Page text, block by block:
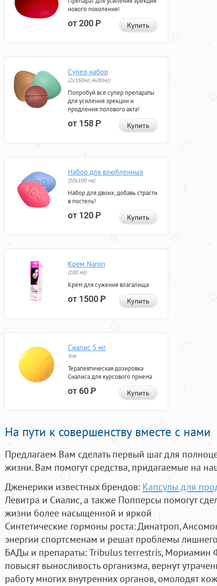
нового поколения!
от 200Р Купить
Супер набор
(2х160мг, 4х80мг)
Попробуй все супер препараты
для усиления эрекции и
продления полового акта!
от 158Р Купить
Набор для влюбленных
(10х100 мг)
Набор для двоих, добавь страсти
в постель!
от 120Р Купить
Крем Naron
(100 мг)
Крем для сужения влагалища
от 1500Р Купить
Сиалис 5 мг
5мг
Терапевтическая дозировка
Сиалиса для курсового приема
от 60Р Купить
На пути к совершенству вместе с нами
Предлагаем Вам сделать первый шаг для
жизни. Вам помогут средства, придагаемые на
Дженерики известных брендов: Капсулы для
Левитра и Сиалис, а также Попперсы помогут
жизни более насыщенной и яркой
Синтетические гормоны роста: Динатроп,
энергии спортсменам и решат проблемы
БАДы и препараты:Tribulus terrestris, Мориамин
повысят выносливость организма, вернут
работу многих внутренних органов, омолодят